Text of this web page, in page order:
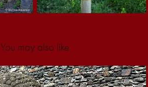
You may also like